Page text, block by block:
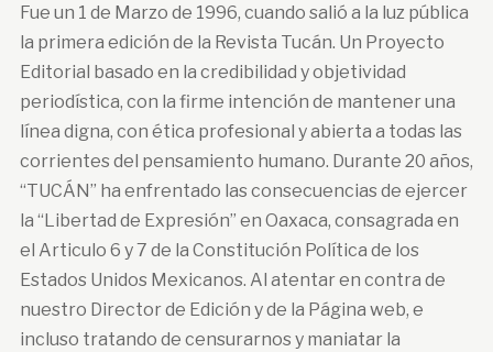
Fue un 1 de Marzo de 1996, cuando salió a la luz pública
la primera edición de la Revista Tucán. Un Proyecto
Editorial basado en la credibilidad y objetividad
periodística, con la firme intención de mantener una
línea digna, con ética profesional y abierta a todas las
corrientes del pensamiento humano. Durante 20 años,
“TUCÁN” ha enfrentado las consecuencias de ejercer
la “Libertad de Expresión” en Oaxaca, consagrada en
el Articulo 6 y 7 de la Constitución Política de los
Estados Unidos Mexicanos. Al atentar en contra de
nuestro Director de Edición y de la Página web, e
incluso tratando de censurarnos y maniatar la